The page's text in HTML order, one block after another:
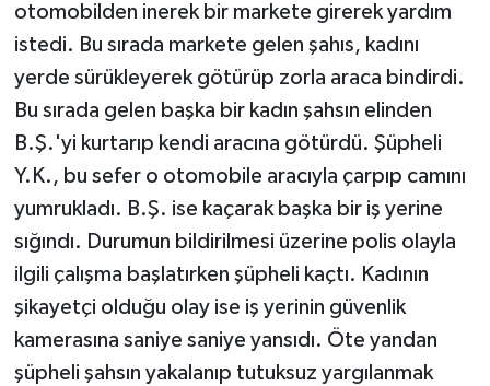
otomobilden inerek bir markete girerek yardım
istedi. Bu sırada markete gelen şahıs, kadını
yerde sürükleyerek götürüp zorla araca bindirdi.
Bu sırada gelen başka bir kadın şahsın elinden
B.Ş.'yi kurtarıp kendi aracına götürdü. Şüpheli
Y.K., bu sefer o otomobile aracıyla çarpıp camını
yumrukladı. B.Ş. ise kaçarak başka bir iş yerine
sığındı. Durumun bildirilmesi üzerine polis olayla
ilgili çalışma başlatırken şüpheli kaçtı. Kadının
şikayetçi olduğu olay ise iş yerinin güvenlik
kamerasına saniye saniye yansıdı. Öte yandan
şüpheli şahsın yakalanıp tutuksuz yargılanmak